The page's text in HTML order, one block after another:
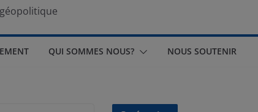
QUI SOMMES NOUS? NOUS SOUTENIR